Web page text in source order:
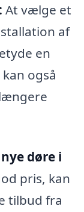
At vælge et
af
en
også
nye døre i
pris, kan
tilbud fra